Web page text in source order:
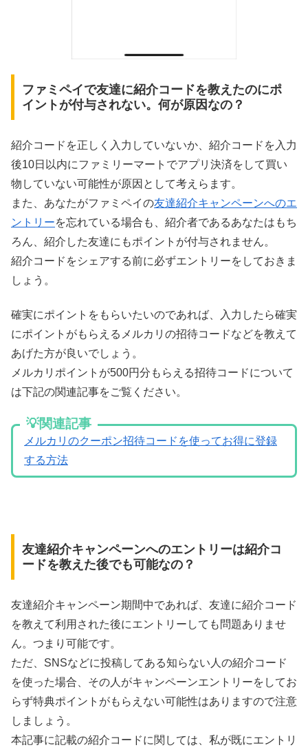
ファミペイで友達に紹介コードを教えたのにポ
イントが付与されない。何が原因なの？
紹介コードを正しく入力していないか、紹介コードを入力
後10日以内にファミリーマートでアプリ決済をして買い
物していない可能性が原因として考えらます。
また、あなたがファミペイの友達紹介キャンペーンへのエ
ントリーを忘れている場合も、紹介者であるあなたはもち
ろん、紹介した友達にもポイントが付与されません。
紹介コードをシェアする前に必ずエントリーをしておきま
しょう。
確実にポイントをもらいたいのであれば、入力したら確実
にポイントがもらえるメルカリの招待コードなどを教えて
あげた方が良いでしょう。
メルカリポイントが500円分もらえる招待コードについて
は下記の関連記事をご覧ください。
💡関連記事
メルカリのクーポン招待コードを使ってお得に登録
する方法
友達紹介キャンペーンへのエントリーは紹介コ
ードを教えた後でも可能なの？
友達紹介キャンペーン期間中であれば、友達に紹介コード
を教えて利用された後にエントリーしても問題ありませ
ん。つまり可能です。
ただ、SNSなどに投稿してある知らない人の紹介コード
を使った場合、その人がキャンペーンエントリーをしてお
らず特典ポイントがもらえない可能性はありますので注意
しましょう。
本記事に記載の紹介コードに関しては、私が既にエントリ